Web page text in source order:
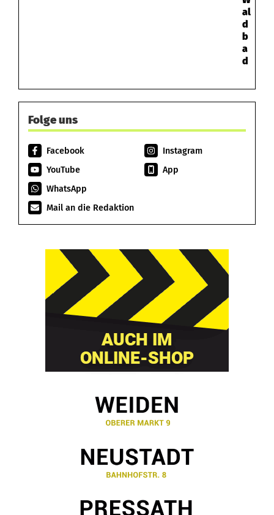
al
d
b
a
d
Folge uns
Facebook
Instagram
YouTube
App
WhatsApp
Mail an die Redaktion